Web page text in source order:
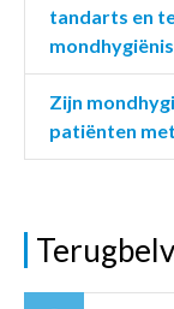
tandarts en
Zijn
patiënten